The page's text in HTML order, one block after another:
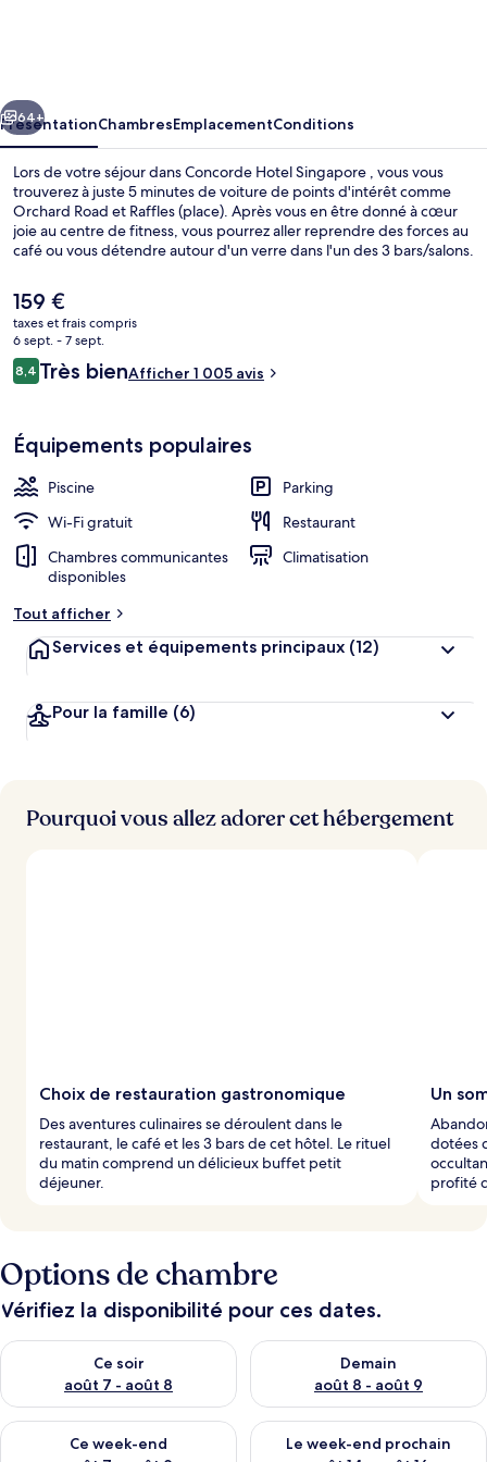
Suivant
64+
PrésentationChambresEmplacementConditions
Lors de votre séjour dans Concorde Hotel Singapore , vous vous
trouverez à juste 5 minutes de voiture de points d'intérêt comme
Orchard Road et Raffles (place). Après vous en être donné à cœur
joie au centre de fitness, vous pourrez aller reprendre des forces au
café ou vous détendre autour d'un verre dans l'un des 3 bars/salons.
extérieure et un bar en bord de piscine. Les autres voyageurs
adorent le personnel attentionné. Les transports publics se situent à
une courte distance à pied : Station Dhoby Ghaut est à 5 min et
Station Somerset, à 8 min.
Le
prix
actuel
est
de
159 €
taxes et frais compris
6 sept. - 7 sept.
Avis
voyageurs
8,48,4 sur 10
Très bienAfficher 1 005 avis
Équipements populaires
Piscine
Parking
Wi-Fi gratuit
Restaurant
Chambres communicantes
disponibles
Climatisation
Tout afficher
Services et équipements principaux (12)
Pour la famille (6)
Pourquoi vous allez adorer cet hébergement
Choix de restauration gastronomique
Des aventures culinaires se déroulent dans le
restaurant, le café et les 3 bars de cet hôtel. Le rituel
du matin comprend un délicieux buffet petit
déjeuner.
Un
dotées
profité
Options de chambre
Vérifiez la disponibilité pour ces dates.
Ce soir
août 7 - août 8
Vérifier la disponibilité pour ce soir août 7 - août 8
Demain
août 8 - août 9
Vérifier la disponibilité pour
Ce week-end
Vérifier la disponibilité pour ce week-end août 7 - août 9
Le week-end prochain
Vérifier la disponibilité pour